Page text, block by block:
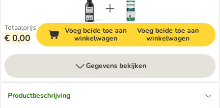
Totaalprijs
€ 0,00
Voeg beide toe aan
winkelwagen
Voeg beide toe aan
winkelwagen
Gegevens bekijken
Productbeschrijving